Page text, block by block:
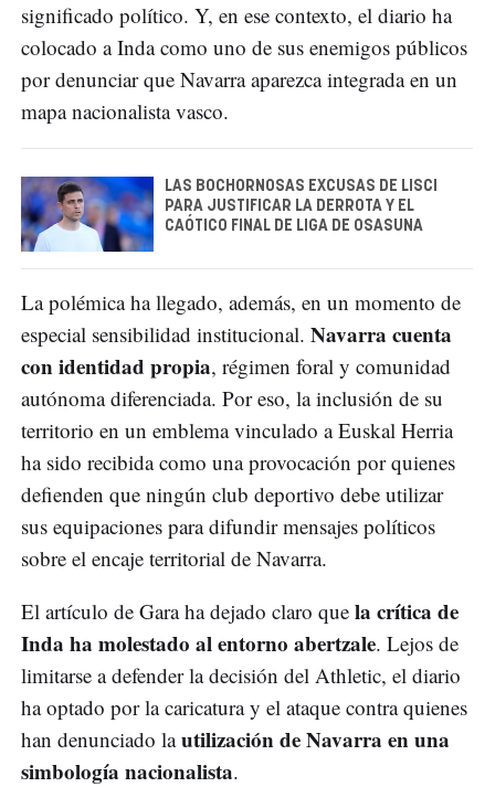
significado político. Y, en ese contexto, el diario ha
colocado a Inda como uno de sus enemigos públicos
por denunciar que Navarra aparezca integrada en un
mapa nacionalista vasco.
LAS BOCHORNOSAS EXCUSAS DE LISCI
PARA JUSTIFICAR LA DERROTA Y EL
CAÓTICO FINAL DE LIGA DE OSASUNA
La polémica ha llegado, además, en un momento de
especial sensibilidad institucional. Navarra cuenta
con identidad propia, régimen foral y comunidad
autónoma diferenciada. Por eso, la inclusión de su
territorio en un emblema vinculado a Euskal Herria
ha sido recibida como una provocación por quienes
defienden que ningún club deportivo debe utilizar
sus equipaciones para difundir mensajes políticos
sobre el encaje territorial de Navarra.
El artículo de Gara ha dejado claro que la crítica de
Inda ha molestado al entorno abertzale. Lejos de
limitarse a defender la decisión del Athletic, el diario
ha optado por la caricatura y el ataque contra quienes
han denunciado lautilización de Navarra en una
simbología nacionalista.